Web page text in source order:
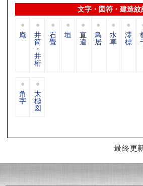
文字・図符・建造紋
庵 井
筒
・
井
桁
石
畳
垣 直
違
鳥
居
水
車
澪
標
角
字
太
極
図
最終更